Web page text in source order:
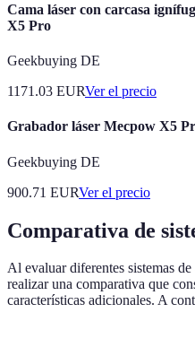
Cama láser con carcasa
X5 Pro
Geekbuying DE
1171.03 EURVer el precio
Grabador láser Mecpow X5
Geekbuying DE
900.71 EURVer el precio
Comparativa de
Al evaluar diferentes sistemas
realizar una comparativa que
características adicionales. A